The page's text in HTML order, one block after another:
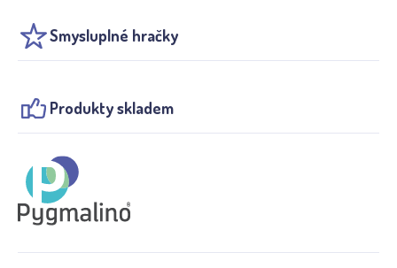
Smysluplné hračky
Produkty skladem